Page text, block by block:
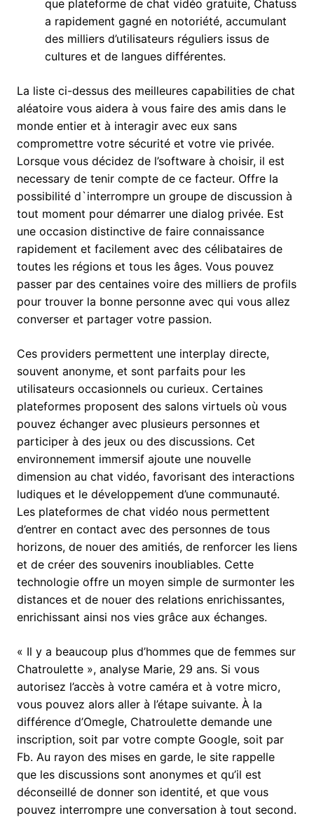
que plateforme de chat vidéo gratuite, Chatuss
a rapidement gagné en notoriété, accumulant
des milliers d’utilisateurs réguliers issus de
cultures et de langues différentes.
La liste ci-dessus des meilleures capabilities de chat
aléatoire vous aidera à vous faire des amis dans le
monde entier et à interagir avec eux sans
compromettre votre sécurité et votre vie privée.
Lorsque vous décidez de l’software à choisir, il est
necessary de tenir compte de ce facteur. Offre la
possibilité d`interrompre un groupe de discussion à
tout moment pour démarrer une dialog privée. Est
une occasion distinctive de faire connaissance
rapidement et facilement avec des célibataires de
toutes les régions et tous les âges. Vous pouvez
passer par des centaines voire des milliers de profils
pour trouver la bonne personne avec qui vous allez
converser et partager votre passion.
Ces providers permettent une interplay directe,
souvent anonyme, et sont parfaits pour les
utilisateurs occasionnels ou curieux. Certaines
plateformes proposent des salons virtuels où vous
pouvez échanger avec plusieurs personnes et
participer à des jeux ou des discussions. Cet
environnement immersif ajoute une nouvelle
dimension au chat vidéo, favorisant des interactions
ludiques et le développement d’une communauté.
Les plateformes de chat vidéo nous permettent
d’entrer en contact avec des personnes de tous
horizons, de nouer des amitiés, de renforcer les liens
et de créer des souvenirs inoubliables. Cette
technologie offre un moyen simple de surmonter les
distances et de nouer des relations enrichissantes,
enrichissant ainsi nos vies grâce aux échanges.
« Il y a beaucoup plus d’hommes que de femmes sur
Chatroulette », analyse Marie, 29 ans. Si vous
autorisez l’accès à votre caméra et à votre micro,
vous pouvez alors aller à l’étape suivante. À la
différence d’Omegle, Chatroulette demande une
inscription, soit par votre compte Google, soit par
Fb. Au rayon des mises en garde, le site rappelle
que les discussions sont anonymes et qu’il est
déconseillé de donner son identité, et que vous
pouvez interrompre une conversation à tout second.